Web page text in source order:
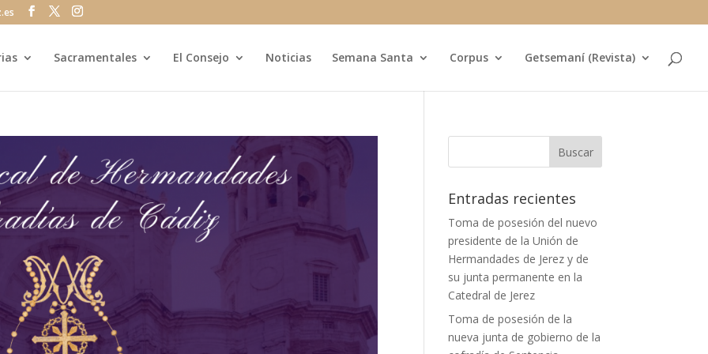
Sacramentales El Consejo Noticias Semana Santa Corpus Getsemaní (Revista)
Entradas recientes
Toma de posesión del nuevo
presidente de la Unión de
Hermandades de Jerez y de
su junta permanente en la
Catedral de Jerez
Toma de posesión de la
nueva junta de gobierno de la